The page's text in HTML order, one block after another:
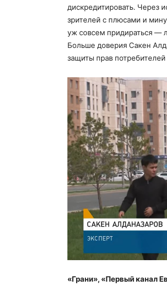
дискредитировать. Через
зрителей с плюсами и
уж совсем придираться —
Больше доверия Сакен
защиты прав
«Грани», «Первый канал